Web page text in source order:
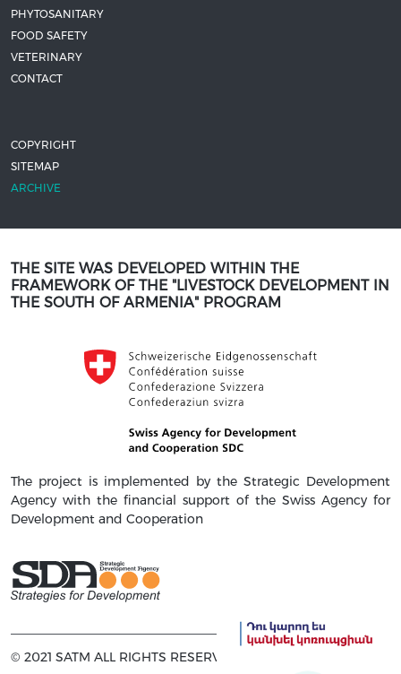
PHYTOSANITARY
FOOD SAFETY
VETERINARY
CONTACT
COPYRIGHT
SITEMAP
ARCHIVE
THE SITE WAS DEVELOPED WITHIN THE
FRAMEWORK OF THE "LIVESTOCK DEVELOPMENT IN
THE SOUTH OF ARMENIA" PROGRAM
The project is implemented by the Strategic Development
Agency with the financial support of the Swiss Agency for
Development and Cooperation
© 2021 SATM ALL RIGHTS RESERVED